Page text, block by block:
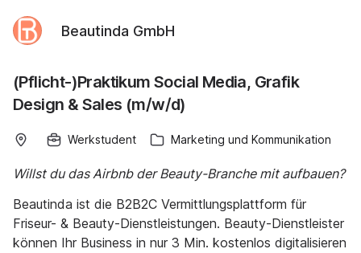
Beautinda GmbH
(Pflicht-)Praktikum Social Media, Grafik
Design & Sales (m/w/d)
Werkstudent Marketing und Kommunikation
Willst du das Airbnb der Beauty-Branche mit aufbauen?
Beautinda ist die B2B2C Vermittlungsplattform für
Friseur- & Beauty-Dienstleistungen. Beauty-Dienstleister
können Ihr Business in nur 3 Min. kostenlos digitalisieren